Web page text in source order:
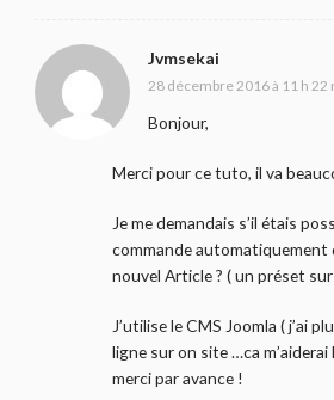
Jvmsekai
28 décembre 2016 à 11 h 22
Bonjour,
Merci pour ce tuto, il va
Je me demandais s’il étais
commande automatiquement
nouvel Article ? ( un préset
J’utilise le CMS Joomla ( j’ai
ligne sur on site …ca m’aiderai
merci par avance !